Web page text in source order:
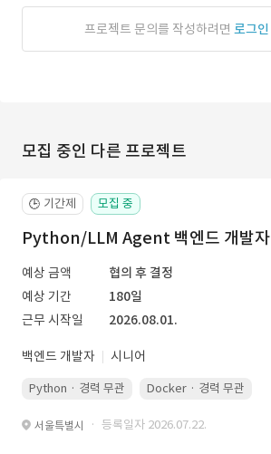
프로젝트 문의를 작성하려면 로그인
모집 중인 다른 프로젝트
🕒 기간제 모집 중
Python/LLM Agent 백엔드 개발자
예상 금액
협의 후 결정
예상 기간
180일
근무 시작일
2026.08.01.
백엔드 개발자 시니어
Python · 경력 무관 Docker · 경력 무관
서울특별시 · 등록일자 2026.07.22.